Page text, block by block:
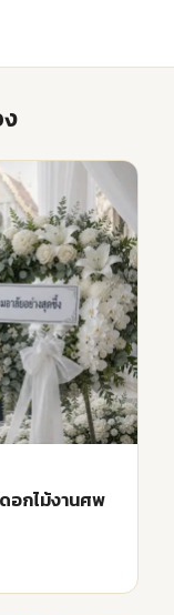
กไม้งานศพ